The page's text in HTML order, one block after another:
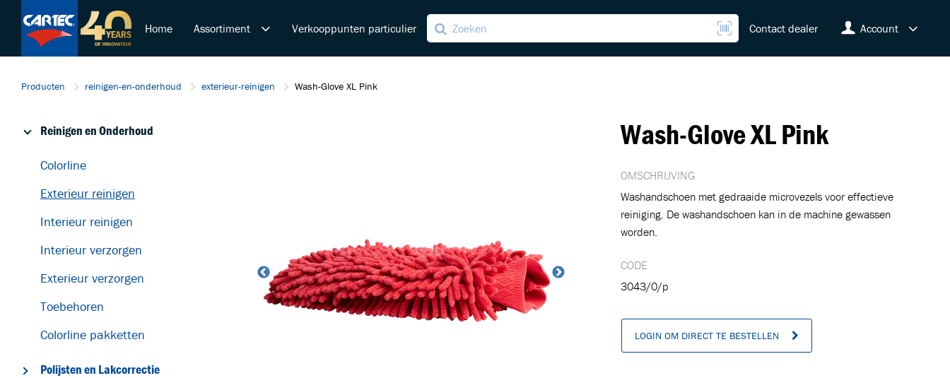
Home Assortiment
Polijsten en Lakcorrectie
Verkooppunten particulier Contact dealer Account
Producten reinigen-en-onderhoud exterieur-reinigen Wash-Glove XL Pink
Reinigen en Onderhoud
Colorline
Exterieur reinigen
Interieur reinigen
Interieur verzorgen
Exterieur verzorgen
Toebehoren
Colorline pakketten
Polijsten en Lakcorrectie
Wash-Glove XL Pink
OMSCHRIJVING
Washandschoen met gedraaide microvezels voor effectieve
reiniging. De washandschoen kan in de machine gewassen
worden.
CODE
3043/0/p
LOGIN OM DIRECT TE BESTELLEN